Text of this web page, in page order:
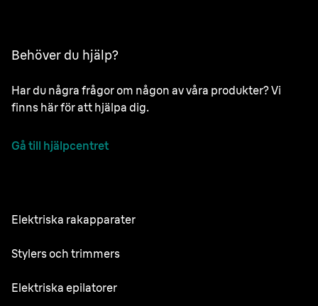
Behöver du hjälp?
Har du några frågor om någon av våra produkter? Vi
finns här för att hjälpa dig.
Gå till hjälpcentret
Elektriska rakapparater
NEVO
Stylers och trimmers
Skäggtrimmer
Elektriska epilatorer